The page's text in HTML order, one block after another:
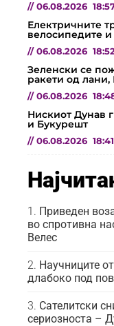
// 06.08.2026
Електричните
велосипедите
// 06.08.2026
Зеленски се
ракети од лани,
// 06.08.2026
Нискиот Дунав
и Букурешт
// 06.08.2026 18:41
Приведен
во спротивна
Велес
Научниците
длабоко под
Сателитски
сериозноста –